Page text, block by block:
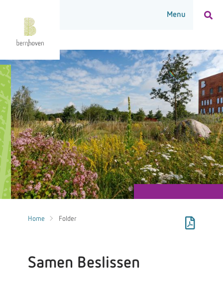
Home Folder
Samen Beslissen